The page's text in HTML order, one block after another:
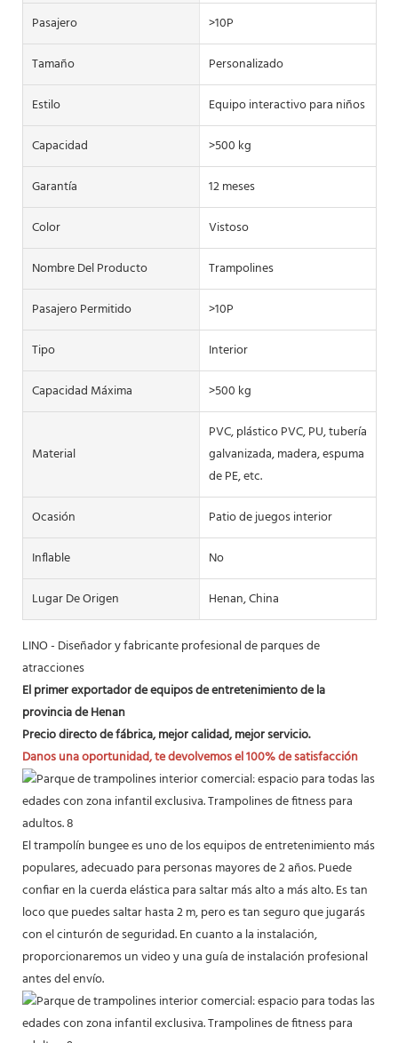
Pasajero
>10P
Tamaño
Personalizado
Estilo
Equipo interactivo para niños
Capacidad
>500 kg
Garantía
12 meses
Color
Vistoso
Nombre Del Producto
Trampolines
Pasajero Permitido
>10P
Tipo
Interior
Capacidad Máxima
>500 kg
Material
PVC, plástico PVC, PU, tubería
galvanizada, madera, espuma
de PE, etc.
Ocasión
Patio de juegos interior
Inflable
No
Lugar De Origen
Henan, China
LINO - Diseñador y fabricante profesional de parques de
atracciones
El primer exportador de equipos de entretenimiento de la
provincia de Henan
Precio directo de fábrica, mejor calidad, mejor servicio.
Danos una oportunidad, te devolvemos el 100% de satisfacción
El trampolín bungee es uno de los equipos de entretenimiento más
populares, adecuado para personas mayores de 2 años. Puede
confiar en la cuerda elástica para saltar más alto a más alto. Es tan
loco que puedes saltar hasta 2 m, pero es tan seguro que jugarás
con el cinturón de seguridad. En cuanto a la instalación,
proporcionaremos un video y una guía de instalación profesional
antes del envío.